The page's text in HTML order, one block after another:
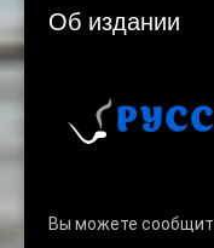
Об издании
Вы можете